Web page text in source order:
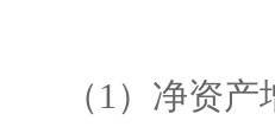
（1）净资